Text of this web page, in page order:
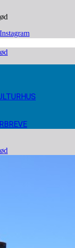
Instagram